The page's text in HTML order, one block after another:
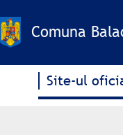
la
conținutComuna
Site-ul